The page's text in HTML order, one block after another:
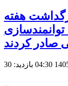
هفته
توانمندسازی
صادر کردند
بازدید: 30